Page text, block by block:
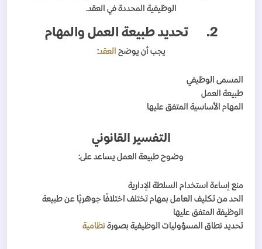
الوظيفية المحددة في العقد.
2. تحديد طبيعة العمل والمهام
يجب أن يوضح العقد:
المسمى الوظيفي
طبيعة العمل
المهام الأساسية المتفق عليها
التفسير القانوني
وضوح طبيعة العمل يساعد على:
منع إساءة استخدام السلطة الإدارية
الحد من تكليف العامل بمهام تختلف اختلافًا جوهريًا عن طبيعة
الوظيفة المتفق عليها
تحديد نطاق المسؤوليات الوظيفية بصورة نظامية